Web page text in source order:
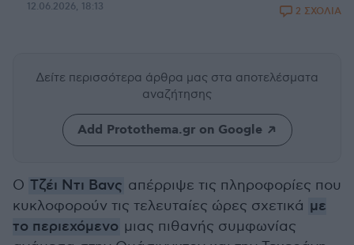
12.06.2026, 18:13 2 ΣΧΟΛΙΑ
Δείτε περισσότερα άρθρα μας στα αποτελέσματα
αναζήτησης
Add Protothema.gr on Google
Ο Τζέι Ντι Βανς απέρριψε τις πληροφορίες που
κυκλοφορούν τις τελευταίες ώρες σχετικά με
το περιεχόμενο μιας πιθανής συμφωνίας